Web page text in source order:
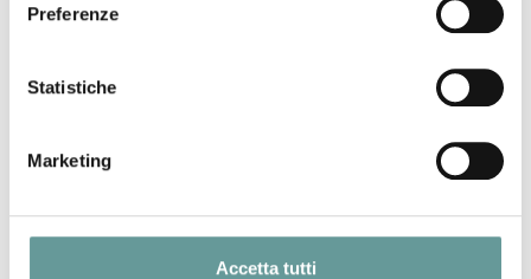
Preferenze
Statistiche
Marketing
Accetta tutti
A speleothem record from the Fertile...